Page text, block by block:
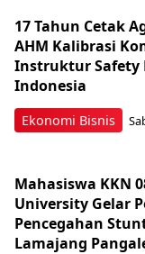
Ekonomi Bisnis
17 Tahun Cetak
AHM Kalibrasi
Instruktur Safety
Indonesia
Mahasiswa KKN
University Gelar
Pencegahan
Lamajang